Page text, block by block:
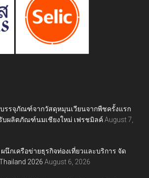
บรรจุภัณฑ์จากวัสดุหมุนเวียนจากพืชครั้งแรก
บผลิตภัณฑ์นมเชียงใหม่ เฟรชมิลค์ August 7,
นึกเครือข่ายธุรกิจท่องเที่ยวและบริการ จัด
2026 August 6, 2026